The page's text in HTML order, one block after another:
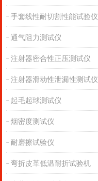
手套线性耐切割性能试验仪
通气阻力测试仪
注射器密合性正压测试仪
注射器滑动性泄漏性测试仪
起毛起球测试仪
烟密度测试仪
耐磨擦试验仪
弯折皮革低温耐折试验机